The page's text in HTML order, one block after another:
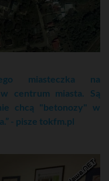
miasteczka na
centrum miasta. Są
chcą "betonozy" w
- pisze tokfm.pl